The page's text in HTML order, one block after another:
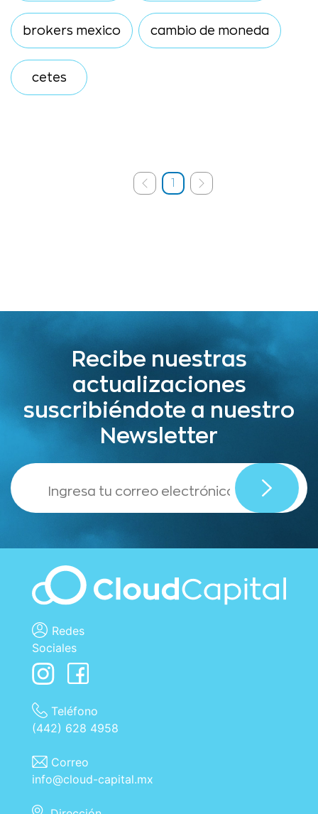
brokers mexico cambio de moneda
cetes
1
Recibe nuestras
actualizaciones
suscribiéndote a nuestro
Newsletter
,
Redes
Sociales
Teléfono
(442) 628 4958
Correo
info@cloud-capital.mx